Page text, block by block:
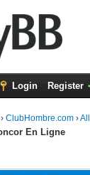
Login Register
›ClubHombre.com ›
En Ligne